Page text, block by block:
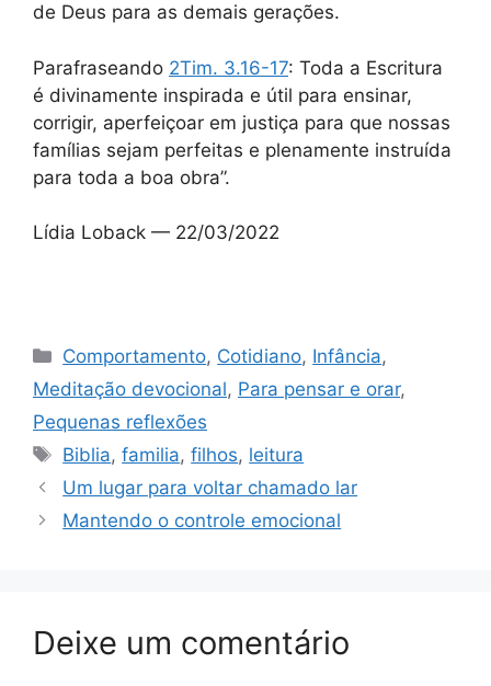
de Deus para as demais gerações.
Parafraseando 2Tim. 3.16-17: Toda a Escritura
é divinamente inspirada e útil para ensinar,
corrigir, aperfeiçoar em justiça para que nossas
famílias sejam perfeitas e plenamente instruída
para toda a boa obra”.
Lídia Loback — 22/03/2022
Categorias
Comportamento, Cotidiano, Infância,
Meditação devocional, Para pensar e orar,
Pequenas reflexões
Tags
Biblia,familia,filhos, leitura
Um lugar para voltar chamado lar
Mantendo o controle emocional
Deixe um comentário